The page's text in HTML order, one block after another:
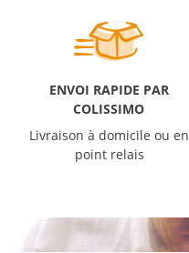
ENVOI RAPIDE PAR
COLISSIMO
Livraison à domicile ou en
point relais